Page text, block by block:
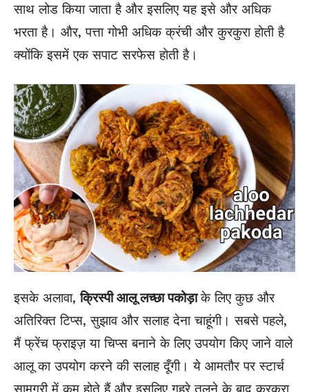
साथ लोड किया जाता है और इसलिए यह इसे और अधिक
भरता है। और,पत्तागोभी अधिक क्रंची और कुरकुराहोतीहै
क्योंकि इसमें एक सपाट सरफेसहोतीहै।
इसके अलावा,क्रिस्पीआलू लच्छा पकोड़ाके लिए कुछ और
अतिरिक्त टिप्स, सुझाव और सलाह देना चाहूंगी। सबसे पहले,
मैं फ्रेंच फ्राइज़ या चिप्स बनाने के लिए उपयोग किए जाने वाले
आलू का उपयोग करने की सलाह दूँगी। ये आमतौर पर स्टार्च